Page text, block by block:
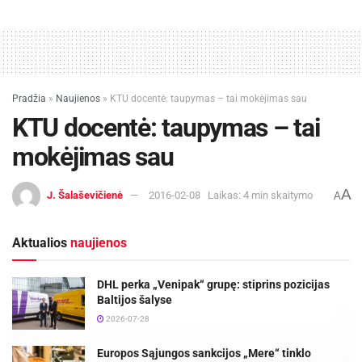
Pradžia » Naujienos » KTU docentė: taupymas – tai mokėjimas sau
KTU docentė: taupymas – tai
mokėjimas sau
J. Šalaševičienė 2016-02-08 Laikas: 4 min skaitymo AA
Aktualios naujienos
DHL perka „Venipak“ grupę: stiprins pozicijas
Baltijos šalyse
2026-07-28
Europos Sąjungos sankcijos „Mere“ tinklo